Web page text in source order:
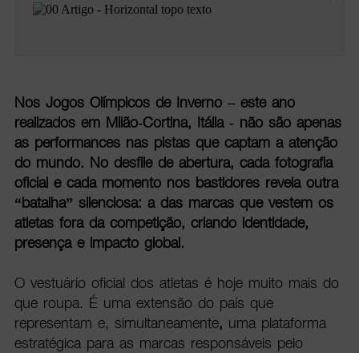
Nos Jogos Olímpicos de Inverno – este ano
realizados em Milão-Cortina, Itália - não são apenas
as performances nas pistas que captam a atenção
do mundo. No desfile de abertura, cada fotografia
oficial e cada momento nos bastidores revela outra
“batalha” silenciosa: a das marcas que vestem os
atletas fora da competição, criando identidade,
presença e impacto global.
O vestuário oficial dos atletas é hoje muito mais do
que roupa. É uma extensão do país que
representam e, simultaneamente, uma plataforma
estratégica para as marcas responsáveis pelo